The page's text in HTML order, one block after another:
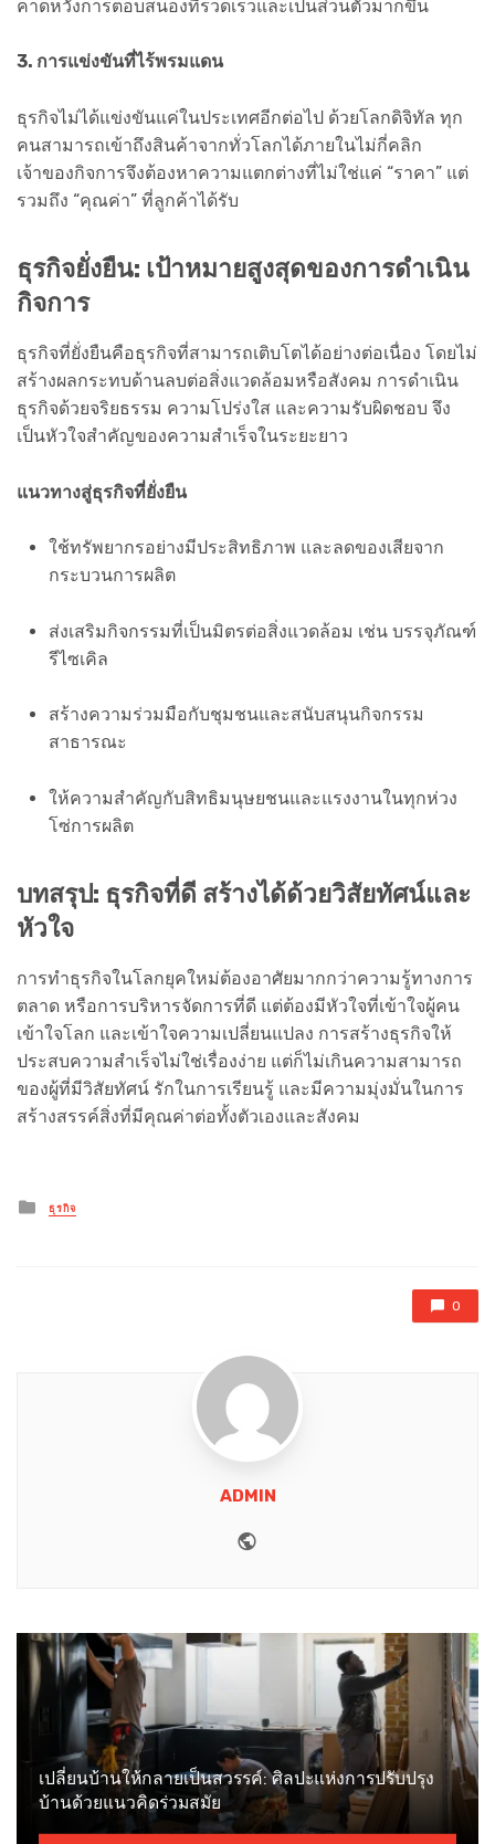
คาดหวังการตอบสนองที่รวดเร็วและเป็นส่วนตัวมากขึ้น
3. การแข่งขันที่ไร้พรมแดน
ธุรกิจไม่ได้แข่งขันแค่ในประเทศอีกต่อไป ด้วยโลกดิจิทัล ทุก
คนสามารถเข้าถึงสินค้าจากทั่วโลกได้ภายในไม่กี่คลิก
เจ้าของกิจการจึงต้องหาความแตกต่างที่ไม่ใช่แค่ “ราคา” แต่
รวมถึง “คุณค่า” ที่ลูกค้าได้รับ
ธุรกิจยั่งยืน: เป้าหมายสูงสุดของการดำเนิน
กิจการ
ธุรกิจที่ยั่งยืนคือธุรกิจที่สามารถเติบโตได้อย่างต่อเนื่อง โดยไม่
สร้างผลกระทบด้านลบต่อสิ่งแวดล้อมหรือสังคม การดำเนิน
ธุรกิจด้วยจริยธรรม ความโปร่งใส และความรับผิดชอบ จึง
เป็นหัวใจสำคัญของความสำเร็จในระยะยาว
แนวทางสู่ธุรกิจที่ยั่งยืน
ใช้ทรัพยากรอย่างมีประสิทธิภาพ และลดของเสียจาก
กระบวนการผลิต
ส่งเสริมกิจกรรมที่เป็นมิตรต่อสิ่งแวดล้อม เช่น บรรจุภัณฑ์
รีไซเคิล
สร้างความร่วมมือกับชุมชนและสนับสนุนกิจกรรม
สาธารณะ
ให้ความสำคัญกับสิทธิมนุษยชนและแรงงานในทุกห่วง
โซ่การผลิต
บทสรุป: ธุรกิจที่ดี สร้างได้ด้วยวิสัยทัศน์และ
หัวใจ
การทำธุรกิจในโลกยุคใหม่ต้องอาศัยมากกว่าความรู้ทางการ
ตลาด หรือการบริหารจัดการที่ดี แต่ต้องมีหัวใจที่เข้าใจผู้คน
เข้าใจโลก และเข้าใจความเปลี่ยนแปลง การสร้างธุรกิจให้
ประสบความสำเร็จไม่ใช่เรื่องง่าย แต่ก็ไม่เกินความสามารถ
ของผู้ที่มีวิสัยทัศน์ รักในการเรียนรู้ และมีความมุ่งมั่นในการ
สร้างสรรค์สิ่งที่มีคุณค่าต่อทั้งตัวเองและสังคม
Posted
in
ธุรกิจ
0
ADMIN
เปลี่ยนบ้านให้กลายเป็นสวรรค์: ศิลปะแห่งการปรับปรุง
บ้านด้วยแนวคิดร่วมสมัย